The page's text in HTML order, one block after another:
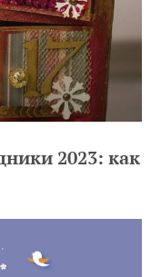
2023: как